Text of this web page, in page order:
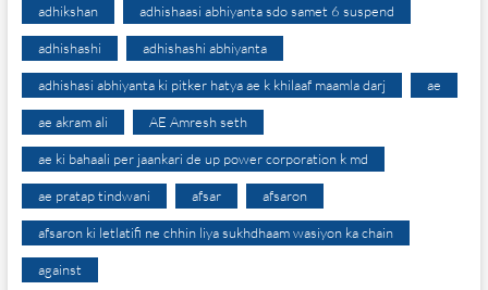
adhikshan adhishaasi abhiyanta sdo samet 6 suspend
adhishashi adhishashi abhiyanta
adhishasi abhiyanta ki pitker hatya ae k khilaaf maamla darj ae
ae akram ali AE Amresh seth
ae ki bahaali per jaankari de up power corporation k md
ae pratap tindwani afsar afsaron
afsaron ki letlatifi ne chhin liya sukhdhaam wasiyon ka chain
against